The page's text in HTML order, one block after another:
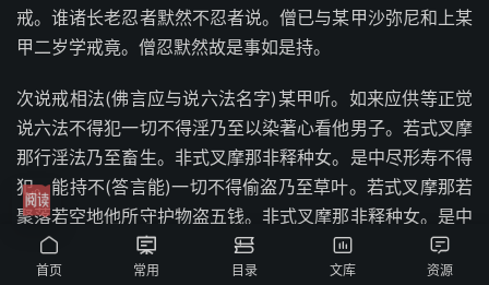
戒。谁诸长老忍者默然不忍者说。僧已与某甲沙弥尼和上某
甲二岁学戒竟。僧忍默然故是事如是持。
次说戒相法(佛言应与说六法名字)某甲听。如来应供等正觉
说六法不得犯一切不得淫乃至以染著心看他男子。若式叉摩
那行淫法乃至畜生。非式叉摩那非释种女。是中尽形寿不得
犯。能持不(答言能)一切不得偷盗乃至草叶。若式叉摩那若
聚落若空地他所守护物盗五钱。非式叉摩那非释种女。是中
尽形寿不得犯。能持不(答言能)一切杀生乃至蚁子。若式叉
摩那若以人自手断命持刀授与教人杀教死赞死。非式叉摩那

首页

常用

目录

文库

资源